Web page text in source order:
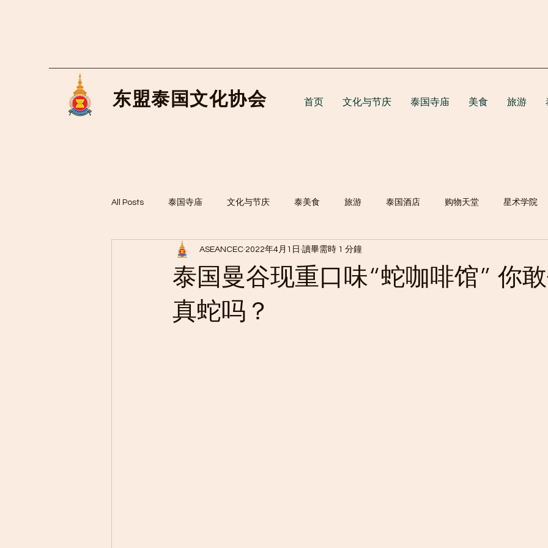
东盟泰国文化协会 首页 文化与节庆 泰国寺庙 美食 旅游
All Posts 泰国寺庙 文化与节庆 泰美食 旅游 泰国酒店 购物天堂 星术学院
泰国曼谷现重口味“蛇咖啡馆” 你
真蛇吗？
ASEANCEC 2022年4月1日 讀畢需時 1 分鐘